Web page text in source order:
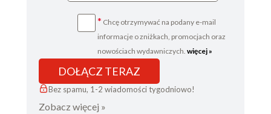
komórek (107)
Prosta instalacja (107)
Łatwa obsługa (107)
Podstępne pułapki (108)
Mozolne prace (108)
* Chcę otrzymywać na podany e-mail
informacje o zniżkach, promocjach oraz
nowościach wydawniczych. więcej »
DOŁĄCZ TERAZ
Bez spamu, 1-2 wiadomości tygodniowo!
Zobacz więcej »